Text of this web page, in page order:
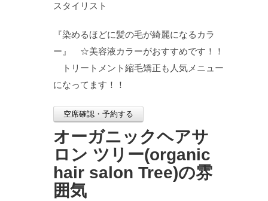
スタイリスト
『染めるほどに髪の毛が綺麗になるカラ
ー』 ☆美容液カラーがおすすめです！！
トリートメント縮毛矯正も人気メニュー
になってます！！
空席確認・予約する
オーガニックヘアサ
ロン ツリー(organic
hair salon Tree)の雰
囲気